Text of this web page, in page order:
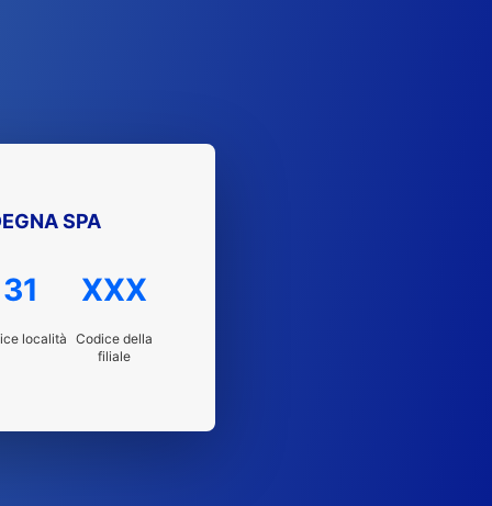
SPA
31
località
XXX
Codice della
filiale